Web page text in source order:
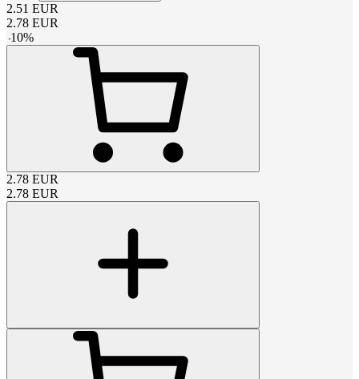
2.51 EUR
2.78 EUR
-10%
2.78 EUR
2.78 EUR